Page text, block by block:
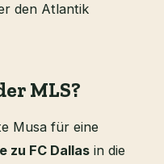
den Atlantik
MLS?
Musa für eine
zu FC Dallas in die